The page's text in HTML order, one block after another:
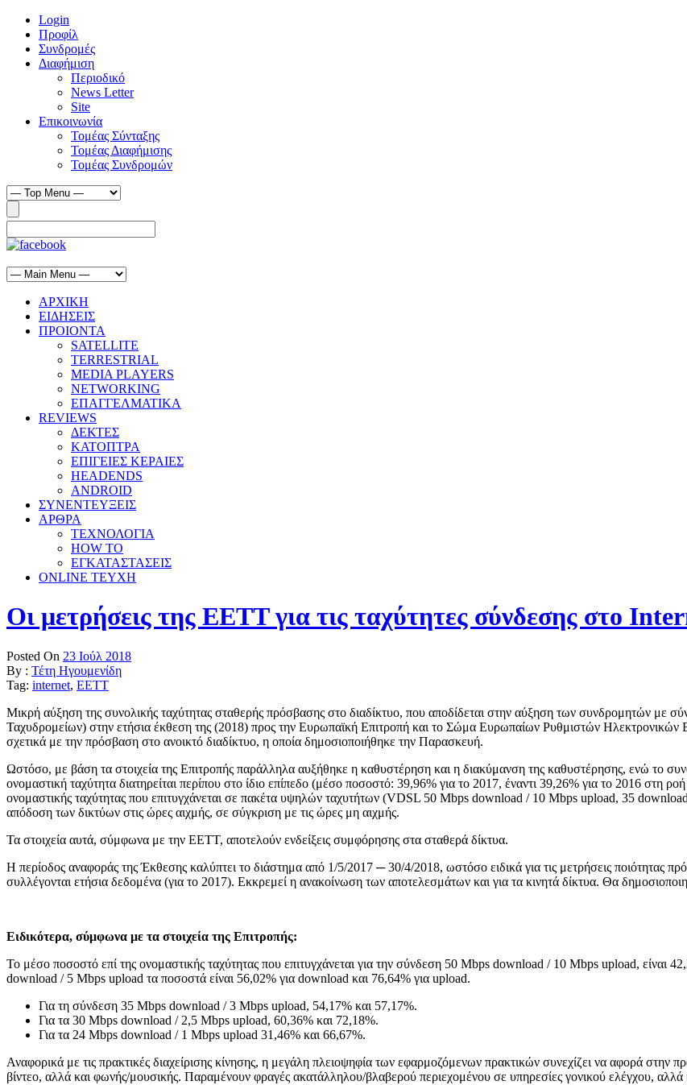
Login
Προφίλ
Συνδρομές
Διαφήμιση
Περιοδικό
News Letter
Site
Επικοινωνία
Τομέας Σύνταξης
Τομέας Διαφήμισης
Τομέας Συνδρομών
ΑΡΧΙΚΗ
ΕΙΔΗΣΕΙΣ
ΠΡΟΙΟΝΤΑ
SATELLITE
TERRESTRIAL
MEDIA PLAYERS
NETWORKING
ΕΠΑΓΓΕΛΜΑΤΙΚΑ
REVIEWS
ΔΕΚΤΕΣ
ΚΑΤΟΠΤΡΑ
ΕΠΙΓΕΙΕΣ ΚΕΡΑΙΕΣ
HEADENDS
ANDROID
ΣΥΝΕΝΤΕΥΞΕΙΣ
ΑΡΘΡΑ
ΤΕΧΝΟΛΟΓΙΑ
HOW TO
ΕΓΚΑΤΑΣΤΑΣΕΙΣ
ONLINE TEYXH
Οι μετρήσεις της ΕΕΤΤ για τις ταχύτητες σύνδεσης στο
Posted On 23 Ιούλ 2018
By : Τέτη Ηγουμενίδη
Tag: internet, ΕΕΤΤ
Μικρή αύξηση της συνολικής ταχύτητας σταθερής πρόσβασης στο διαδίκτυο, που αποδίδεται στην αύξηση των συνδρομητών με
Ταχυδρομείων) στην ετήσια έκθεση της (2018) προς την Ευρωπαϊκή Επιτροπή και το Σώμα Ευρωπαίων Ρυθμιστών
σχετικά με την πρόσβαση στο ανοικτό διαδίκτυο, η οποία δημοσιοποιήθηκε την Παρασκευή.
Ωστόσο, με βάση τα στοιχεία της Επιτροπής παράλληλα αυξήθηκε η καθυστέρηση και η διακύμανση της καθυστέρησης, ενώ το
ονομαστική ταχύτητα διατηρείται περίπου στο ίδιο επίπεδο (μέσο ποσοστό: 39,96% για το 2017, έναντι 39,26% για το 2016
ονομαστικής ταχύτητας που επιτυγχάνεται σε πακέτα υψηλών ταχυτήτων (VDSL 50 Mbps download / 10 Mbps upload, 35
απόδοση των δικτύων στις ώρες αιχμής, σε σύγκριση με τις ώρες μη αιχμής.
Τα στοιχεία αυτά, σύμφωνα με την ΕΕΤΤ, αποτελούν ενδείξεις συμφόρησης στα σταθερά δίκτυα.
Η περίοδος αναφοράς της Έκθεσης καλύπτει το διάστημα από 1/5/2017 ─ 30/4/2018, ωστόσο ειδικά για τις μετρήσεις ποιότητας
συλλέγονται ετήσια δεδομένα (για το 2017). Εκκρεμεί η ανακοίνωση των αποτελεσμάτων και για τα κινητά δίκτυα. Θα
Ειδικότερα, σύμφωνα με τα στοιχεία της Επιτροπής:
Το μέσο ποσοστό επί της ονομαστικής ταχύτητας που επιτυγχάνεται για την σύνδεση 50 Mbps download / 10 Mbps upload, είναι
download / 5 Mbps upload τα ποσοστά είναι 56,02% για download και 76,64% για upload.
Για τη σύνδεση 35 Mbps download / 3 Mbps upload, 54,17% και 57,17%.
Για τα 30 Mbps download / 2,5 Mbps upload, 60,36% και 72,18%.
Για τα 24 Mbps download / 1 Mbps upload 31,46% και 66,67%.
Αναφορικά με τις πρακτικές διαχείρισης κίνησης, η μεγάλη πλειοψηφία των εφαρμοζόμενων πρακτικών συνεχίζει να αφορά στην
βίντεο, αλλά και φωνής/μουσικής. Παραμένουν φραγές ακατάλληλου/βλαβερού περιεχομένου σε υπηρεσίες γονικού ελέγχου,